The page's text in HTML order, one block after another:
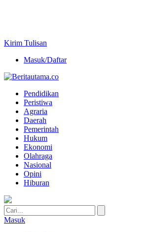
Kirim Tulisan
Masuk/Daftar
Pendidikan
Peristiwa
Agraria
Daerah
Pemerintah
Hukum
Ekonomi
Olahraga
Nasional
Opini
Hiburan
Masuk